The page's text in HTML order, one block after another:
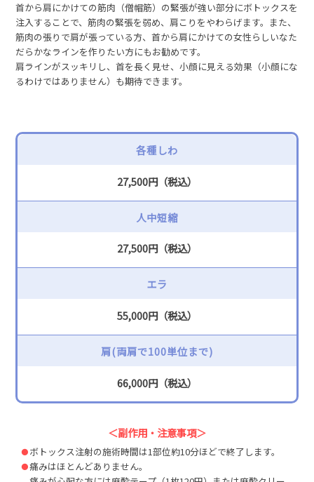
首から肩にかけての筋肉（僧帽筋）の緊張が強い部分にボトックスを
注入することで、筋肉の緊張を弱め、肩こりをやわらげます。また、
筋肉の張りで肩が張っている方、首から肩にかけての女性らしいなた
だらかなラインを作りたい方にもお勧めです。
肩ラインがスッキリし、首を長く見せ、小顔に見える効果（小顔にな
るわけではありません）も期待できます。
各種しわ
27,500円（税込）
人中短縮
27,500円（税込）
エラ
55,000円（税込）
肩(両肩で100単位まで)
66,000円（税込）
＜副作用・注意事項＞
ボトックス注射の施術時間は1部位約10分ほどで終了します。
痛みはほとんどありません。